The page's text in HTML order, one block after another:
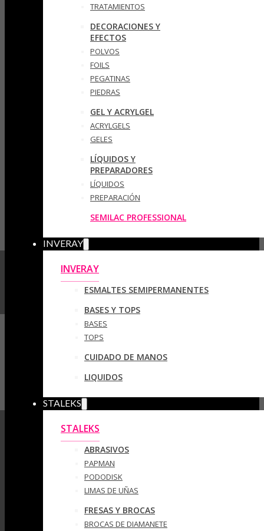
TRATAMIENTOS
DECORACIONES Y
EFECTOS
POLVOS
FOILS
PEGATINAS
PIEDRAS
GEL Y ACRYLGEL
ACRYLGELS
GELES
LÍQUIDOS Y
PREPARADORES
LÍQUIDOS
PREPARACIÓN
SEMILAC PROFESSIONAL
INVERAY
INVERAY
ESMALTES SEMIPERMANENTES
BASES Y TOPS
BASES
TOPS
CUIDADO DE MANOS
LIQUIDOS
STALEKS
STALEKS
ABRASIVOS
PAPMAN
PODODISK
LIMAS DE UÑAS
FRESAS Y BROCAS
BROCAS DE DIAMANETE